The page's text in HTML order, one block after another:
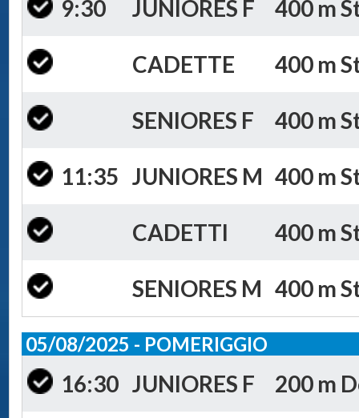
9:30 JUNIORES F 400 m
CADETTE 400 m
SENIORES F 400 m
11:35 JUNIORES M 400 m
CADETTI 400 m
SENIORES M 400 m
05/08/2025 - POMERIGGIO
16:30 JUNIORES F 200 m